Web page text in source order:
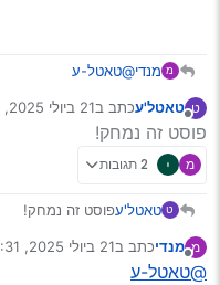
מ מנדי@טאטל-ע
ההתקשרות לחברה,
החברה, אני דברתי
למה אתה התקשרת
ט
מנותק
טאטל'עכתב ב21 ביולי 2025, 10:38
נערך לאחרונה על
פוסט זה נמחק!
מ 2 תגובות
ט טאטל'עפוסט זה נמחק!
מ
מנותק
מנדיכתב ב21 ביולי 2025, 11:31
נערך לאחרונה על ידי
@טאטל-ע